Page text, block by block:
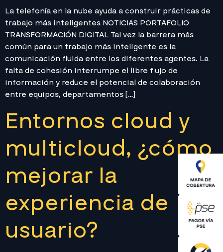
La telefonía en la nube ayuda a construir prácticas de
trabajo más inteligentes NOTICIAS PORTAFOLIO
TRANSFORMACIÓN DIGITAL Tal vez la barrera más
común para un trabajo más inteligente es la
comunicación fluida entre los diferentes agentes. La
falta de cohesión interrumpe el libre flujo de
información y reduce el potencial de colaboración
entre equipos, departamentos […]
Entornos cloud y
multicloud, ¿cómo
mejorar la
experiencia de
usuario?